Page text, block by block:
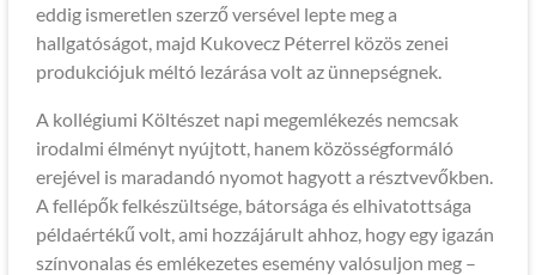
eddig ismeretlen szerző versével lepte meg a
hallgatóságot, majd Kukovecz Péterrel közös zenei
produkciójuk méltó lezárása volt az ünnepségnek.
A kollégiumi Költészet napi megemlékezés nemcsak
irodalmi élményt nyújtott, hanem közösségformáló
erejével is maradandó nyomot hagyott a résztvevőkben.
A fellépők felkészültsége, bátorsága és elhivatottsága
példaértékű volt, ami hozzájárult ahhoz, hogy egy igazán
színvonalas és emlékezetes esemény valósuljon meg –